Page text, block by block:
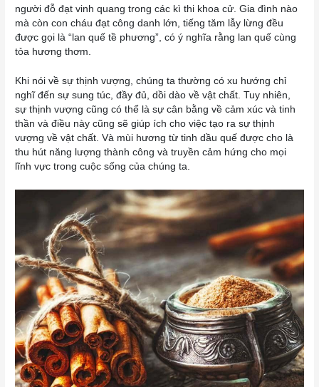
người đỗ đạt vinh quang trong các kì thi khoa cử. Gia đình nào
mà còn con cháu đạt công danh lớn, tiếng tăm lẫy lừng đều
được gọi là “lan quế tề phương”, có ý nghĩa rằng lan quế cùng
tỏa hương thơm.
Khi nói về sự thịnh vượng, chúng ta thường có xu hướng chỉ
nghĩ đến sự sung túc, đầy đủ, dồi dào về vật chất. Tuy nhiên,
sự thịnh vượng cũng có thể là sự cân bằng về cảm xúc và tinh
thần và điều này cũng sẽ giúp ích cho việc tạo ra sự thịnh
vượng về vật chất. Và mùi hương từ tinh dầu quế được cho là
thu hút năng lượng thành công và truyền cảm hứng cho mọi
lĩnh vực trong cuộc sống của chúng ta.